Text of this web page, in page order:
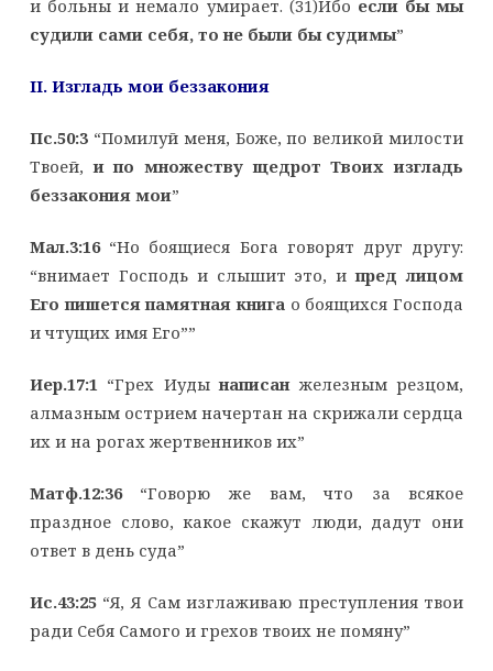
и больны и немало умирает. (31)Ибо если бы мы
судили сами себя, то не были бы судимы”
II. Изгладь мои беззакония
Пс.50:3“Помилуй меня, Боже, по великой милости
Твоей,и по множеству щедрот Твоих изгладь
беззакония мои”
Мал.3:16“Но боящиеся Бога говорят друг другу:
“внимает Господь и слышит это, ипред лицом
Его пишется памятная книга о боящихся Господа
и чтущих имя Его””
Иер.17:1“Грех Иудынаписанжелезным резцом,
алмазным острием начертан на скрижали сердца
их и на рогах жертвенников их”
Матф.12:36“Говорю же вам, что за всякое
праздное слово, какое скажут люди, дадут они
ответ в день суда”
Ис.43:25“Я, Я Сам изглаживаю преступления твои
ради Себя Самого и грехов твоих не помяну”